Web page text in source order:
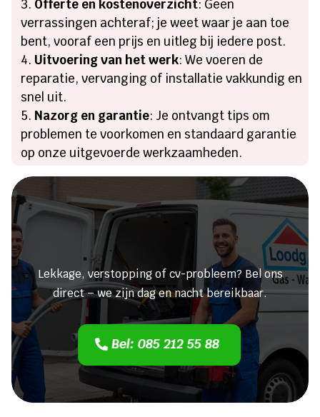
Offerte en kostenoverzicht: Geen
verrassingen achteraf; je weet waar je aan toe
bent, vooraf een prijs en uitleg bij iedere post.
Uitvoering van het werk: We voeren de
reparatie, vervanging of installatie vakkundig en
snel uit.
Nazorg en garantie: Je ontvangt tips om
problemen te voorkomen en standaard garantie
op onze uitgevoerde werkzaamheden.
Heeft u een lekkage of een
verstopping?
Lekkage, verstopping of cv-probleem? Bel ons
direct – we zijn dag en nacht bereikbaar.
Bel: 085 212 55 88